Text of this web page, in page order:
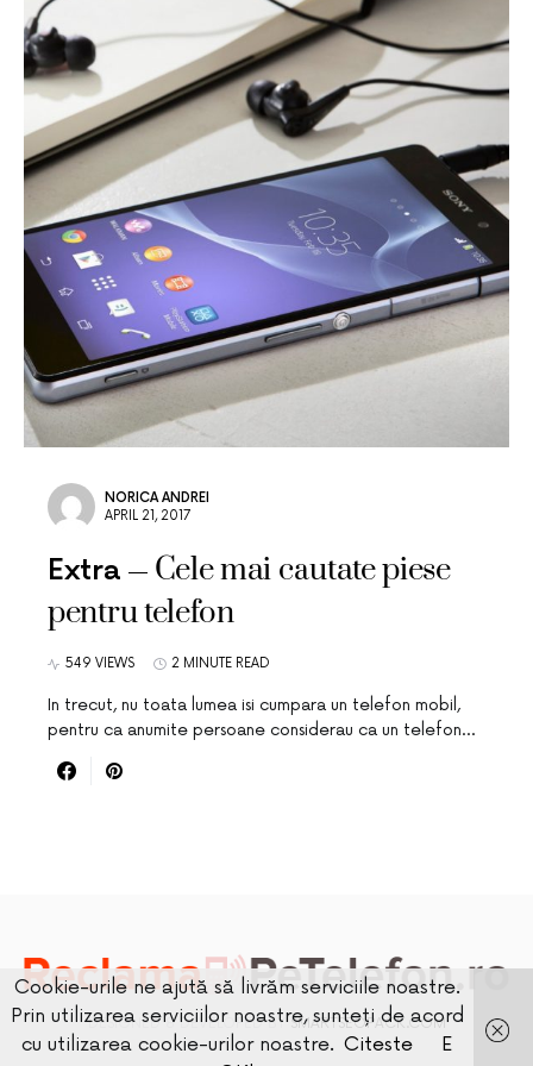
NORICA ANDREI
APRIL 21, 2017
Extra
Cele mai cautate piese
pentru telefon
549 VIEWS 2 MINUTE READ
In trecut, nu toata lumea isi cumpara un telefon mobil,
pentru ca anumite persoane considerau ca un telefon…
DESIGNED & DEVELOPED BY SMARTSEOPACK.COM
Cookie-urile ne ajută să livrăm serviciile noastre.
Prin utilizarea serviciilor noastre, sunteți de acord
cu utilizarea cookie-urilor noastre. Citeste
E